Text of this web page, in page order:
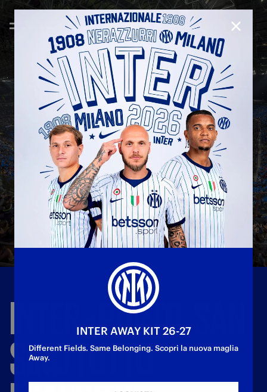
INTER-PORTO,
SIROTUTTO
INTER AWAY KIT 26-27
Different Fields. Same Belonging. Scopri la nuova maglia
Away.